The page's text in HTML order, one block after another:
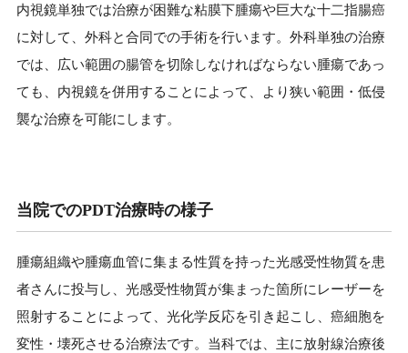
内視鏡単独では治療が困難な粘膜下腫瘍や巨大な十二指腸癌
に対して、外科と合同での手術を行います。外科単独の治療
では、広い範囲の腸管を切除しなければならない腫瘍であっ
ても、内視鏡を併用することによって、より狭い範囲・低侵
襲な治療を可能にします。
当院でのPDT治療時の様子
腫瘍組織や腫瘍血管に集まる性質を持った光感受性物質を患
者さんに投与し、光感受性物質が集まった箇所にレーザーを
照射することによって、光化学反応を引き起こし、癌細胞を
変性・壊死させる治療法です。当科では、主に放射線治療後